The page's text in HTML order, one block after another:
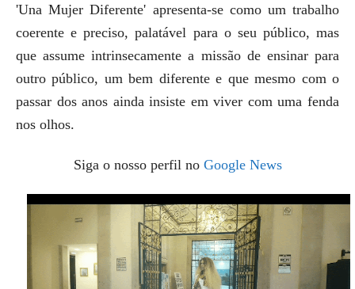
'Una Mujer Diferente' apresenta-se como um trabalho
coerente e preciso, palatável para o seu público, mas
que assume intrinsecamente a missão de ensinar para
outro público, um bem diferente e que mesmo com o
passar dos anos ainda insiste em viver com uma fenda
nos olhos.
Siga o nosso perfil no Google News